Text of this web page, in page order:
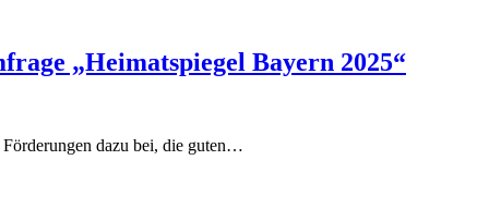
„Heimatspiegel Bayern 2025“
dazu bei, die guten…